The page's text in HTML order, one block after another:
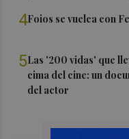
4Foios se vuelca con
5Las '200 vidas' que
cima del cine: un
del actor